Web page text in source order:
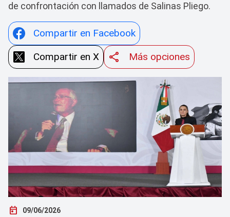
de confrontación con llamados de Salinas Pliego.
Compartir en Facebook
Compartir en X
Más opciones
today 09/06/2026